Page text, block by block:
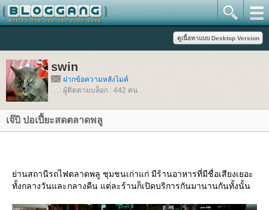
swin
ฝากข้อความหลังไมค์
ผู้ติดตามบล็อก : 442 คน
เจ๊บิ ปอเปี้ยะสดตลาดพลู
่านสถานีรถไฟตลาดพลู ชุมชนเก่าแก่ มีร้านอาหารที่มีชื่อเสียงเยอะ
ทั้งกลางวันและกลางคืน แต่ละร้านก็เปิดบริการกันมานานกันทั้งนั้น